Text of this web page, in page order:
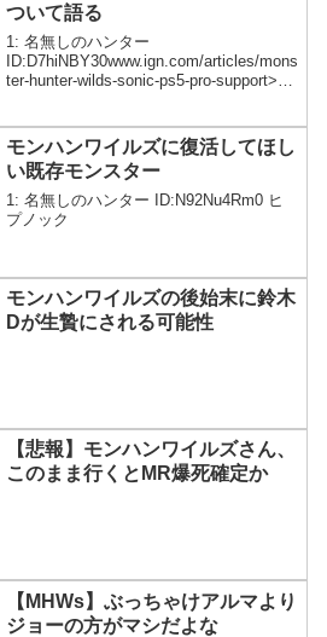
ついて語る
1: 名無しのハンター
ID:D7hiNBY30www.ign.com/articles/mons
ter-hunter-wilds-sonic-ps5-pro-support>モ
モンハンワイルズに復活してほし
い既存モンスター
1: 名無しのハンター ID:N92Nu4Rm0 ヒ
プノック
モンハンワイルズの後始末に鈴木
Dが生贄にされる可能性
【悲報】モンハンワイルズさん、
このまま行くとMR爆死確定か
【MHWs】ぶっちゃけアルマより
ジョーの方がマシだよな